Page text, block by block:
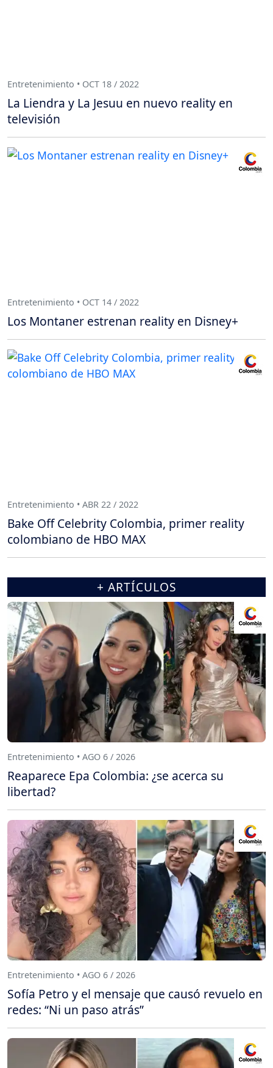
Entretenimiento • OCT 18 / 2022
La Liendra y La Jesuu en nuevo reality en
televisión
Entretenimiento • OCT 14 / 2022
Los Montaner estrenan reality en Disney+
Entretenimiento • ABR 22 / 2022
Bake Off Celebrity Colombia, primer reality
colombiano de HBO MAX
+ ARTÍCULOS
Entretenimiento • AGO 6 / 2026
Reaparece Epa Colombia: ¿se acerca su
libertad?
Entretenimiento • AGO 6 / 2026
Sofía Petro y el mensaje que causó revuelo en
redes: “Ni un paso atrás”